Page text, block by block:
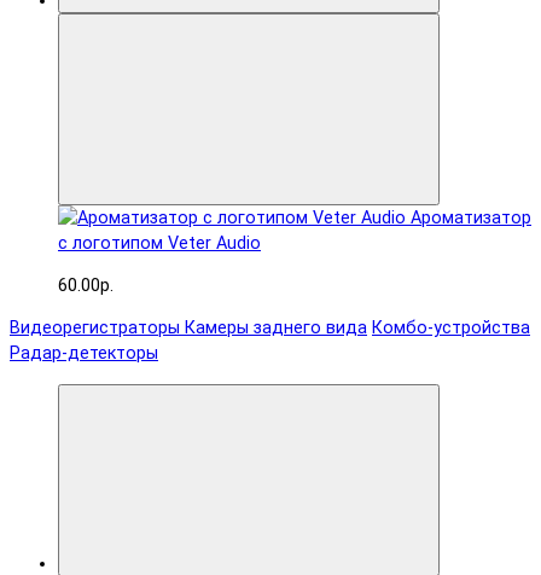
Ароматизатор
с логотипом Veter Audio
60.00р.
Видеорегистраторы Камеры заднего вида Комбо-устройства
Радар-детекторы